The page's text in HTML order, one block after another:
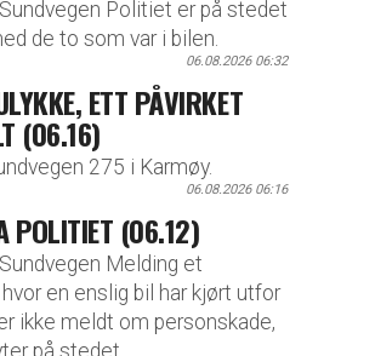
Politiet er på stedet
de to som var i bilen.
06.08.2026 06:32
ETT PÅVIRKET
(06.16)
275 i Karmøy.
06.08.2026 06:16
POLITIET (06.12)
Melding et
en enslig bil har kjørt utfor
ikke meldt om personskade,
på stedet.